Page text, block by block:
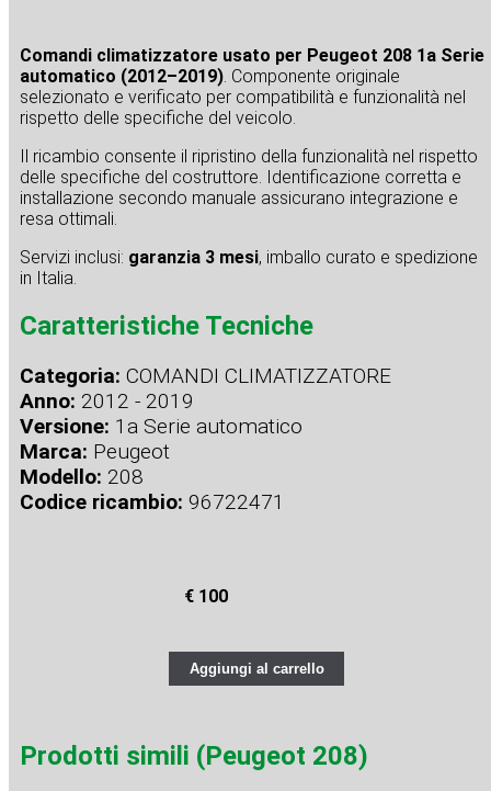
Comandi climatizzatore usato per Peugeot 208 1a Serie
automatico (2012–2019). Componente originale
selezionato e verificato per compatibilità e funzionalità nel
rispetto delle specifiche del veicolo.
Il ricambio consente il ripristino della funzionalità nel rispetto
delle specifiche del costruttore. Identificazione corretta e
installazione secondo manuale assicurano integrazione e
resa ottimali.
Servizi inclusi: garanzia 3 mesi, imballo curato e spedizione
in Italia.
Caratteristiche Tecniche
Categoria: COMANDI CLIMATIZZATORE
Anno: 2012 - 2019
Versione: 1a Serie automatico
Marca: Peugeot
Modello: 208
Codice ricambio: 96722471
€ 100
Aggiungi al carrello
Prodotti simili (Peugeot 208)